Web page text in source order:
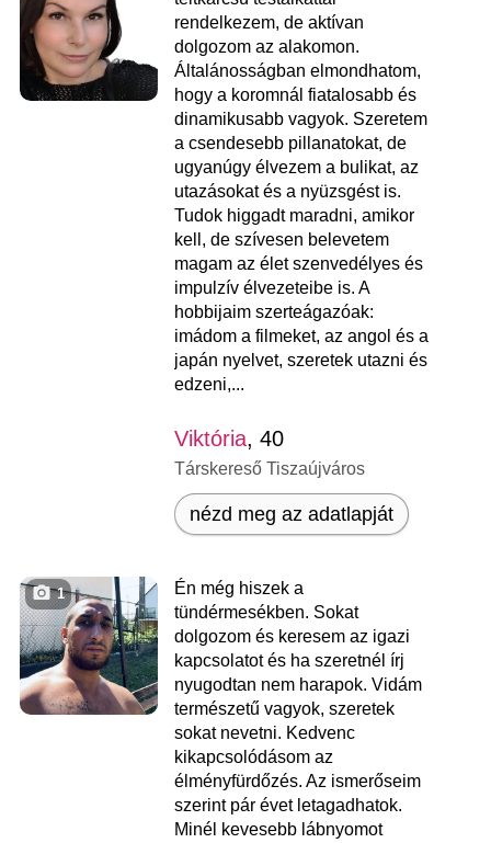
rendelkezem, de aktívan
dolgozom az alakomon.
Általánosságban elmondhatom,
hogy a koromnál fiatalosabb és
dinamikusabb vagyok. Szeretem
a csendesebb pillanatokat, de
ugyanúgy élvezem a bulikat, az
utazásokat és a nyüzsgést is.
Tudok higgadt maradni, amikor
kell, de szívesen belevetem
magam az élet szenvedélyes és
impulzív élvezeteibe is. A
hobbijaim szerteágazóak:
imádom a filmeket, az angol és a
japán nyelvet, szeretek utazni és
edzeni,...
Viktória, 40
Társkereső Tiszaújváros
nézd meg az adatlapját
1
Én még hiszek a
tündérmesékben. Sokat
dolgozom és keresem az igazi
kapcsolatot és ha szeretnél írj
nyugodtan nem harapok. Vidám
természetű vagyok, szeretek
sokat nevetni. Kedvenc
kikapcsolódásom az
élményfürdőzés. Az ismerőseim
szerint pár évet letagadhatok.
Minél kevesebb lábnyomot